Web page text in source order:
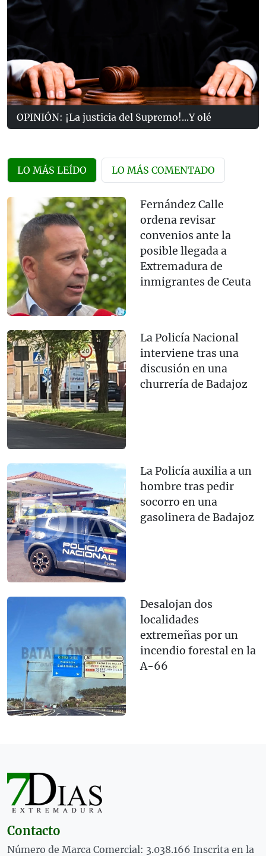
OPINIÓN: ¡La justicia del Supremo!...Y olé
LO MÁS LEÍDO LO MÁS COMENTADO
Fernández Calle
ordena revisar
convenios ante la
posible llegada a
Extremadura de
inmigrantes de Ceuta
La Policía Nacional
interviene tras una
discusión en una
churrería de Badajoz
La Policía auxilia a un
hombre tras pedir
socorro en una
gasolinera de Badajoz
Desalojan dos
localidades
extremeñas por un
incendio forestal en la
A-66
Contacto
Número de Marca Comercial: 3.038.166 Inscrita en la